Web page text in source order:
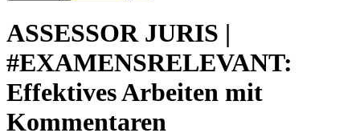
ASSESSOR JURIS |
#EXAMENSRELEVANT:
Effektives Arbeiten mit
Kommentaren